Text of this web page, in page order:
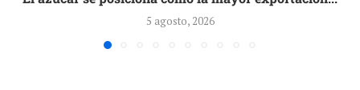
5 agosto, 2026